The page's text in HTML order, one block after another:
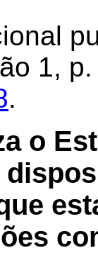
1,
.
o